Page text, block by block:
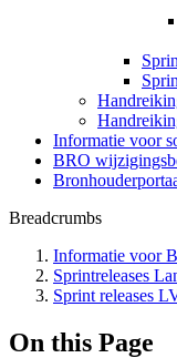
Informatie voor
BRO
Breadcrumbs
Informatie voor
Sprintreleases
Sprint releases
On this Page